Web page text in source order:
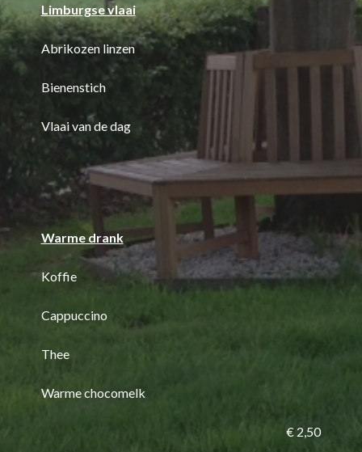
Limburgse vlaai
Abrikozen linzen
Bienenstich
Vlaai van de dag
Warme drank
Koffie
Cappuccino
Thee
Warme chocomelk
€ 2,50